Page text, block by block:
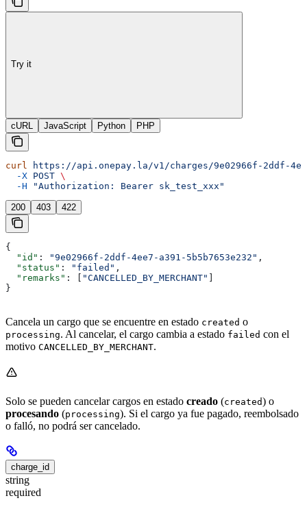
Try it
cURL JavaScript Python PHP
curl
https://api.onepay.la/v1/charges/9e02966f-2ddf-
  -X
POST \
  -H
"Authorization: Bearer sk_test_xxx"
200 403 422
{
  "id"
: "9e02966f-2ddf-4ee7-a391-5b5b7653e232" ,
  "status"
: "failed" ,
  "remarks"
: [ "CANCELLED_BY_MERCHANT" ]
}
Cancela un cargo que se encuentre en estado created o
processing. Al cancelar, el cargo cambia a estado failed con el
motivo CANCELLED_BY_MERCHANT.
Solo se pueden cancelar cargos en estado creado (created) o
procesando (processing). Si el cargo ya fue pagado, reembolsado
o falló, no podrá ser cancelado.
charge_id
string
required